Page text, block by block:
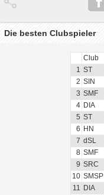
Die besten Clubspieler
Club
1 ST
2 SIN
3 SMF
4 DIA
5 ST
6 HN
7 dSL
8 SMF
9 SRC
10 SMSP
11 DIA